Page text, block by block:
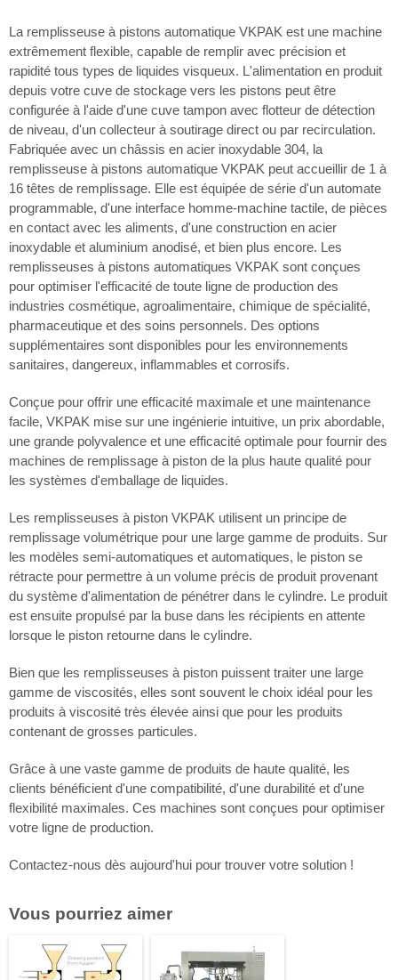
La remplisseuse à pistons automatique VKPAK est une machine
extrêmement flexible, capable de remplir avec précision et
rapidité tous types de liquides visqueux. L'alimentation en produit
depuis votre cuve de stockage vers les pistons peut être
configurée à l'aide d'une cuve tampon avec flotteur de détection
de niveau, d'un collecteur à soutirage direct ou par recirculation.
Fabriquée avec un châssis en acier inoxydable 304, la
remplisseuse à pistons automatique VKPAK peut accueillir de 1 à
16 têtes de remplissage. Elle est équipée de série d'un automate
programmable, d'une interface homme-machine tactile, de pièces
en contact avec les aliments, d'une construction en acier
inoxydable et aluminium anodisé, et bien plus encore. Les
remplisseuses à pistons automatiques VKPAK sont conçues
pour optimiser l'efficacité de toute ligne de production des
industries cosmétique, agroalimentaire, chimique de spécialité,
pharmaceutique et des soins personnels. Des options
supplémentaires sont disponibles pour les environnements
sanitaires, dangereux, inflammables et corrosifs.
Conçue pour offrir une efficacité maximale et une maintenance
facile, VKPAK mise sur une ingénierie intuitive, un prix abordable,
une grande polyvalence et une efficacité optimale pour fournir des
machines de remplissage à piston de la plus haute qualité pour
les systèmes d'emballage de liquides.
Les remplisseuses à piston VKPAK utilisent un principe de
remplissage volumétrique pour une large gamme de produits. Sur
les modèles semi-automatiques et automatiques, le piston se
rétracte pour permettre à un volume précis de produit provenant
du système d'alimentation de pénétrer dans le cylindre. Le produit
est ensuite propulsé par la buse dans les récipients en attente
lorsque le piston retourne dans le cylindre.
Bien que les remplisseuses à piston puissent traiter une large
gamme de viscosités, elles sont souvent le choix idéal pour les
produits à viscosité très élevée ainsi que pour les produits
contenant de grosses particules.
Grâce à une vaste gamme de produits de haute qualité, les
clients bénéficient d'une compatibilité, d'une durabilité et d'une
flexibilité maximales. Ces machines sont conçues pour optimiser
votre ligne de production.
Contactez-nous dès aujourd'hui pour trouver votre solution !
Vous pourriez aimer